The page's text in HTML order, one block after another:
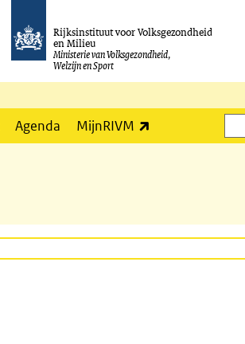
Rijksinstituut voor Volksgezondheid
en Milieu
Ministerie van Volksgezondheid,
Welzijn en Sport
Agenda MijnRIVM
Zoeken